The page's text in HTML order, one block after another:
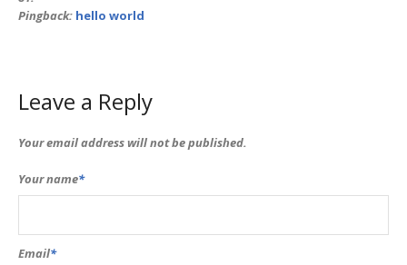
Pingback: hello world
Leave a Reply
Your email address will not be published.
Your name*
Email*